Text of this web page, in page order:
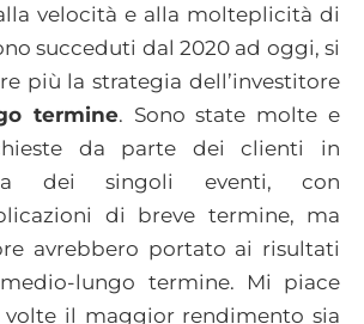
velocità e alla molteplicità di
succeduti dal 2020 ad oggi, si
più la strategia dell’investitore
termine. Sono state molte e
da parte dei clienti in
dei singoli eventi, con
di breve termine, ma
avrebbero portato ai risultati
lungo termine. Mi piace
volte il maggior rendimento sia